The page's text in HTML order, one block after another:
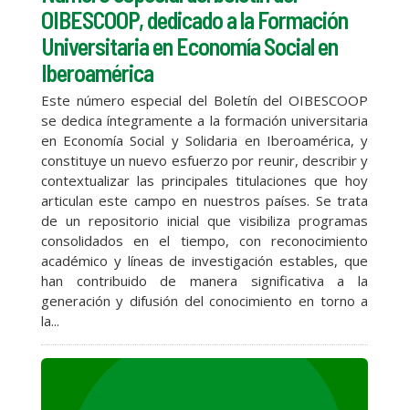
OIBESCOOP, dedicado a la Formación
Universitaria en Economía Social en
Iberoamérica
Este número especial del Boletín del OIBESCOOP
se dedica íntegramente a la formación universitaria
en Economía Social y Solidaria en Iberoamérica, y
constituye un nuevo esfuerzo por reunir, describir y
contextualizar las principales titulaciones que hoy
articulan este campo en nuestros países. Se trata
de un repositorio inicial que visibiliza programas
consolidados en el tiempo, con reconocimiento
académico y líneas de investigación estables, que
han contribuido de manera significativa a la
generación y difusión del conocimiento en torno a
la...